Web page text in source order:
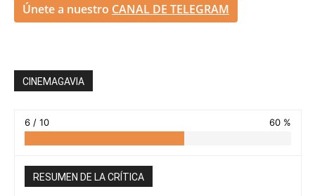
Únete a nuestro CANAL DE TELEGRAM
CINEMAGAVIA
6 / 10 60 %
RESUMEN DE LA CRÍTICA